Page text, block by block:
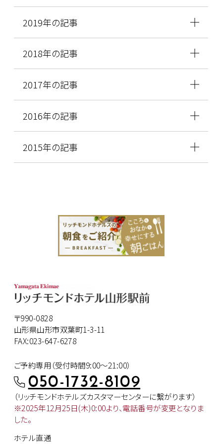
2019年の記事
2018年の記事
2017年の記事
2016年の記事
2015年の記事
〒990-0828
山形県山形市双葉町1-3-11
FAX:023-647-6278
ご予約専用（受付時間9:00～21:00）
050-1732-8109
（リッチモンドホテルズカスタマーセンターに繋がります）
※2025年12月25日(木)0:00より、電話番号が変更となりま
した。
ホテル直通